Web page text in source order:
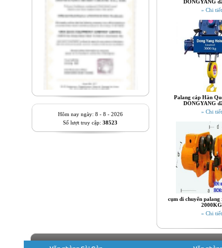
Hôm nay ngày: 8 - 8 - 2026
Số lượt truy cập:38523
DONGYANG
» Chi tiết
Palang cáp Hàn
DONGYANG
» Chi tiết
cụm di chuyển
2000KG
» Chi tiết